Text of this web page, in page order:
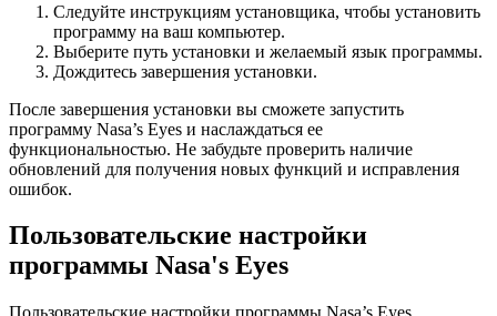
Следуйте инструкциям установщика, чтобы установить
программу на ваш компьютер.
Выберите путь установки и желаемый язык программы.
Дождитесь завершения установки.
После завершения установки вы сможете запустить
программу Nasa’s Eyes и наслаждаться ее
функциональностью. Не забудьте проверить наличие
обновлений для получения новых функций и исправления
ошибок.
Пользовательские настройки
программы Nasa's Eyes